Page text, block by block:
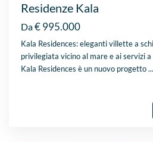
Residenze Kala
Da€ 995.000
Kala Residences: eleganti villette a
privilegiata vicino al mare e ai servizi
Kala Residences è un nuovo progetto...